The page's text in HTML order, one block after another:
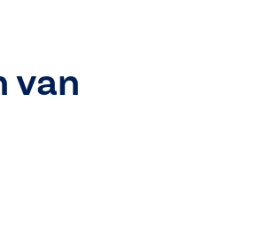
van